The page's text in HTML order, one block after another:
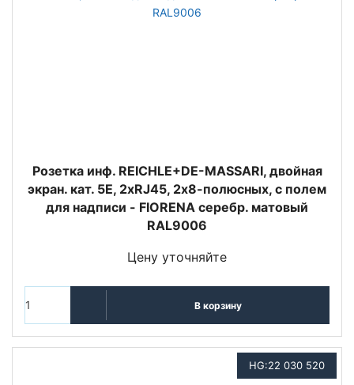
Розетка инф. REICHLE+DE-MASSARI, двойная
экран. кат. 5E, 2хRJ45, 2х8-полюсных, с полем
для надписи - FIORENA серебр. матовый
RAL9006
Цену уточняйте
В корзину
HG:22 030 520